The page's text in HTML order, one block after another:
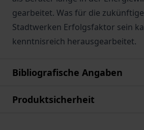
gearbeitet. Was für die
Stadtwerken Erfolgsfaktor sein
kenntnisreich herausgearbeitet.
Bibliografische Angaben
Produktsicherheit